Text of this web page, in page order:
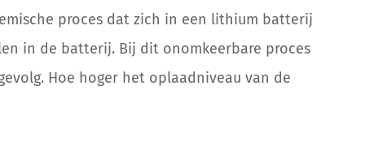
proces dat zich in een lithium batterij
in de batterij. Bij dit onomkeerbare proces
Hoe hoger het oplaadniveau van de